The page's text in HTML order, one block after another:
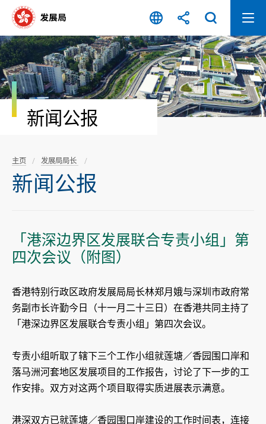
容
开
始
新闻公报
主页 发展局局长
新闻公报
「港深边界区发展联合专责小组」第
四次会议（附图）
香港特别行政区政府发展局局长林郑月娥与深圳市政府常
务副市长许勤今日（十一月二十三日）在香港共同主持了
「港深边界区发展联合专责小组」第四次会议。
专责小组听取了辖下三个工作小组就莲塘／香园围口岸和
落马洲河套地区发展项目的工作报告，讨论了下一步的工
作安排。双方对这两个项目取得实质进展表示满意。
港深双方已就莲塘／香园围口岸建设的工作时间表，连接